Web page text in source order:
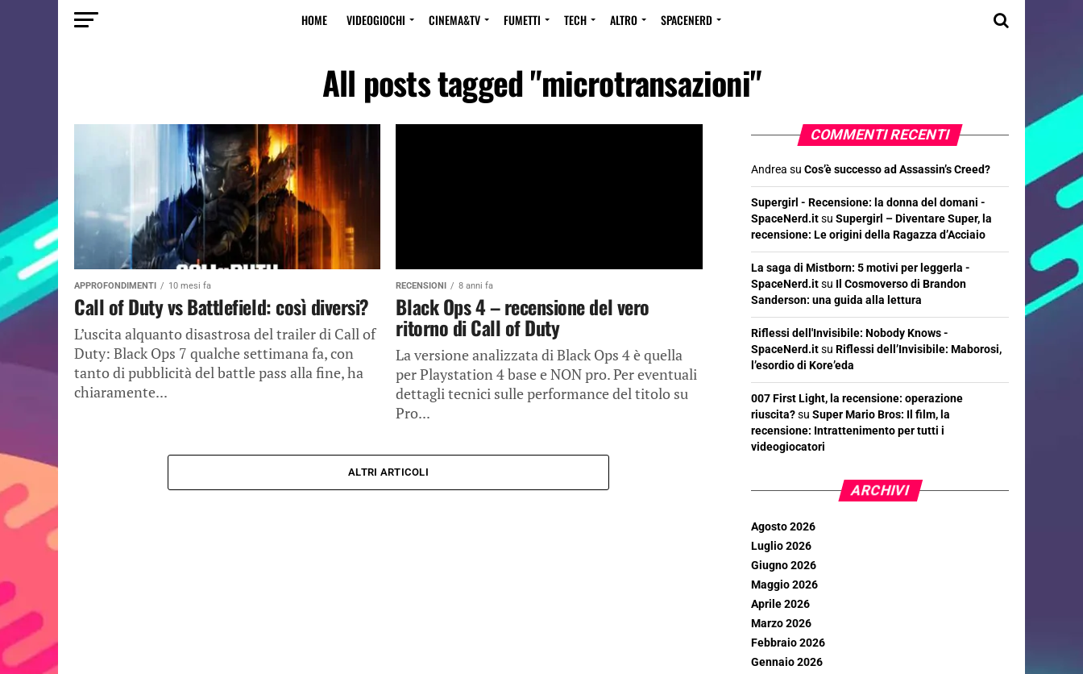
HOME VIDEOGIOCHI CINEMA&TV FUMETTI TECH ALTRO SPACENERD
All posts tagged "microtransazioni"
APPROFONDIMENTI 10 mesi fa
Call of Duty vs Battlefield: così diversi?
L’uscita alquanto disastrosa del trailer di Call of
Duty: Black Ops 7 qualche settimana fa, con
tanto di pubblicità del battle pass alla fine, ha
chiaramente...
RECENSIONI 8 anni fa
Black Ops 4 – recensione del vero
ritorno di Call of Duty
La versione analizzata di Black Ops 4 è quella
per Playstation 4 base e NON pro. Per eventuali
dettagli tecnici sulle performance del titolo su
Pro...
ALTRI ARTICOLI
COMMENTI RECENTI
Andrea su Cos’è successo ad Assassin’s Creed?
Supergirl - Recensione: la donna del domani -
SpaceNerd.itsu Supergirl – Diventare Super, la
recensione: Le origini della Ragazza d’Acciaio
La saga di Mistborn: 5 motivi per leggerla -
SpaceNerd.itsu Il Cosmoverso di Brandon
Sanderson: una guida alla lettura
Riflessi dell'Invisibile: Nobody Knows -
SpaceNerd.itsu Riflessi dell’Invisibile: Maborosi,
l’esordio di Kore’eda
007 First Light, la recensione: operazione
riuscita?su Super Mario Bros: Il film, la
recensione: Intrattenimento per tutti i
videogiocatori
ARCHIVI
Agosto 2026
Luglio 2026
Giugno 2026
Maggio 2026
Aprile 2026
Marzo 2026
Febbraio 2026
Gennaio 2026